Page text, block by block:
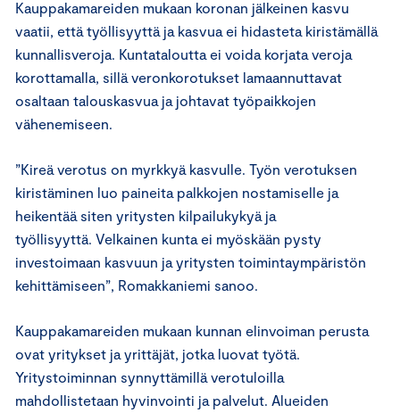
Kauppakamareiden mukaan koronan jälkeinen kasvu
vaatii, että työllisyyttä ja kasvua ei hidasteta kiristämällä
kunnallisveroja. Kuntataloutta ei voida korjata veroja
korottamalla, sillä veronkorotukset lamaannuttavat
osaltaan talouskasvua ja johtavat työpaikkojen
vähenemiseen.
”Kireä verotus on myrkkyä kasvulle. Työn verotuksen
kiristäminen luo paineita palkkojen nostamiselle ja
heikentää siten yritysten kilpailukykyä ja
työllisyyttä. Velkainen kunta ei myöskään pysty
investoimaan kasvuun ja yritysten toimintaympäristön
kehittämiseen”, Romakkaniemi sanoo.
Kauppakamareiden mukaan kunnan elinvoiman perusta
ovat yritykset ja yrittäjät, jotka luovat työtä.
Yritystoiminnan synnyttämillä verotuloilla
mahdollistetaan hyvinvointi ja palvelut. Alueiden